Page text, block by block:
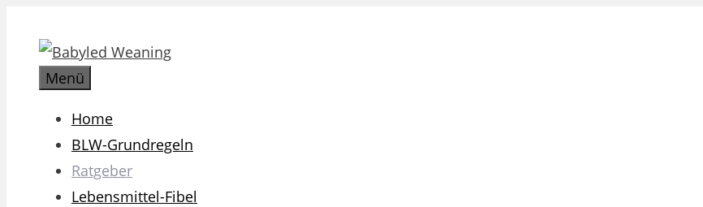
Inhalt
springenMenü
Home
BLW-Grundregeln
Ratgeber
Lebensmittel-Fibel